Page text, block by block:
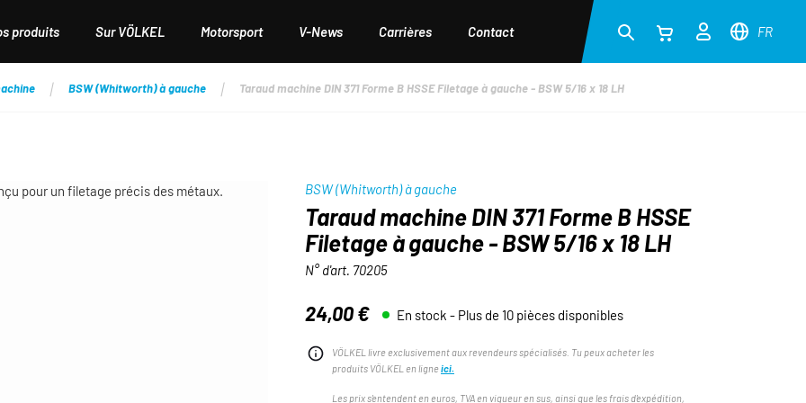
produits Sur VÖLKEL Motorsport V-News Carrières Contact FR
BSW (Whitworth) à gauche Taraud machine DIN 371 Forme B HSSE Filetage à gauche - BSW 5/16 x 18 LH
BSW (Whitworth) à gauche
Taraud machine DIN 371 Forme B HSSE
Filetage à gauche - BSW 5/16 x 18 LH
N° d'art. 70205
Prix régulier :
24,00 € En stock - Plus de 10 pièces disponibles
VÖLKEL livre exclusivement aux revendeurs spécialisés. Tu peux acheter les
produits VÖLKEL en ligne ici.
Les prix s'entendent en euros, TVA en vigueur en sus, ainsi que les frais d'expédition,